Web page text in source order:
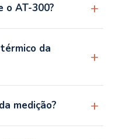
o AT-300?
da
medição?